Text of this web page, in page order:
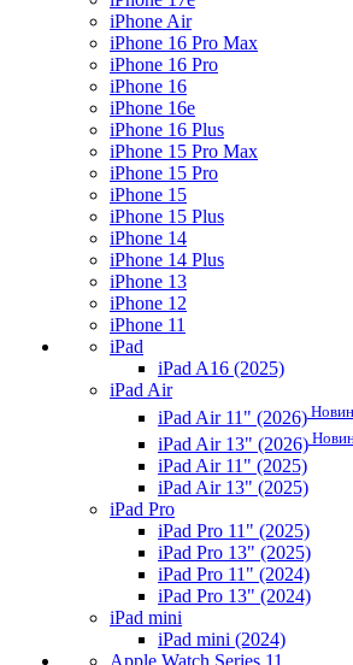
iPhone Air
iPhone 16 Pro Max
iPhone 16 Pro
iPhone 16
iPhone 16e
iPhone 16 Plus
iPhone 15 Pro Max
iPhone 15 Pro
iPhone 15
iPhone 15 Plus
iPhone 14
iPhone 14 Plus
iPhone 13
iPhone 12
iPhone 11
iPad
iPad A16 (2025)
iPad Air
iPad Air 11" (2026)
iPad Air 13" (2026)
iPad Air 11" (2025)
iPad Air 13" (2025)
iPad Pro
iPad Pro 11" (2025)
iPad Pro 13" (2025)
iPad Pro 11" (2024)
iPad Pro 13" (2024)
iPad mini
iPad mini (2024)
Apple Watch Series 11